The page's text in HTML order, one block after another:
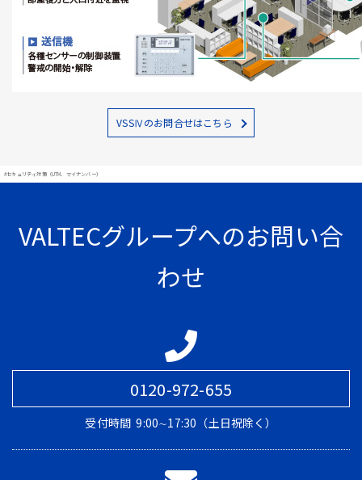
VSSⅣのお問合せはこちら
#セキュリティ対策（UTM、マイナンバー）
VALTECグループへのお問い合
わせ
0120-972-655
受付時間 9:00∼17:30（土日祝除く）